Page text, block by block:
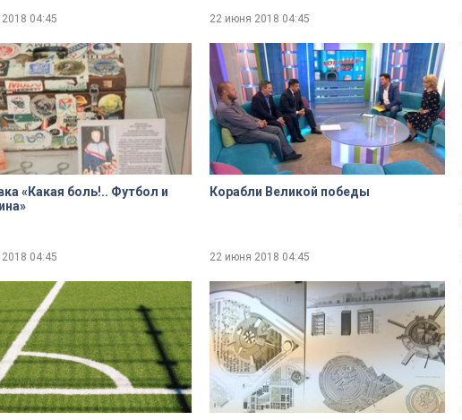
and close the window.
04:45 22 июня 2018 04:45
«Какая боль!.. Футбол и
04:45
Корабли Великой победы
22 июня 2018 04:45